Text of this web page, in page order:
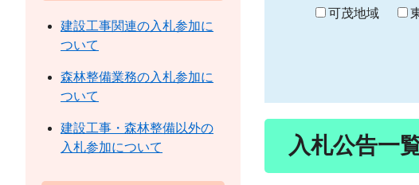
り可茂地域
入札公告一
建設工事関連の入札参加に
ついて
森林整備業務の入札参加に
ついて
建設工事・森林整備以外の
入札参加について